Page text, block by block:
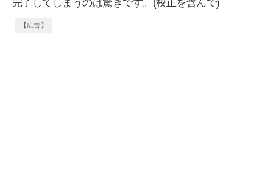
完了してしまうのは驚きです。(校正を含んで)
【広告】